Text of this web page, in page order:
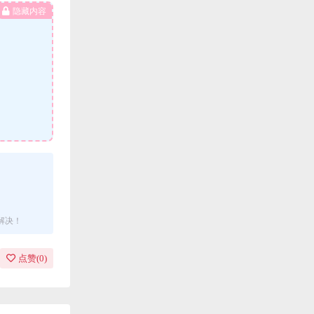
隐藏内容
！
点赞(0)